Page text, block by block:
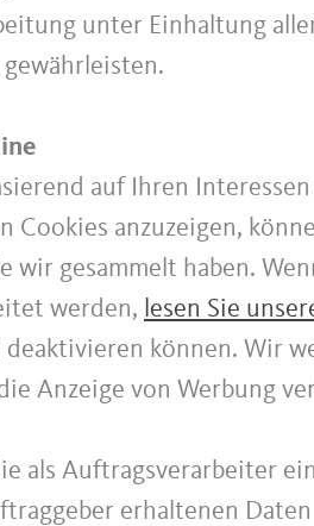
unter Einhaltung
auf Ihren
Cookies anzuzeigen,
wir gesammelt haben.
werden, lesen Sie
können. Wir
Anzeige von Werbung
als Auftragsverarbeiter
erhaltenen